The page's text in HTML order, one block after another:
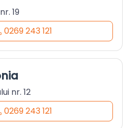
19
0269 243 121
nr. 12
0269 243 121